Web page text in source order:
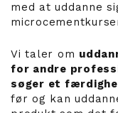
med at uddanne
Vi taler om
for andre
søger et
før og kan